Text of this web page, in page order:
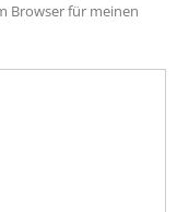
Browser für meinen